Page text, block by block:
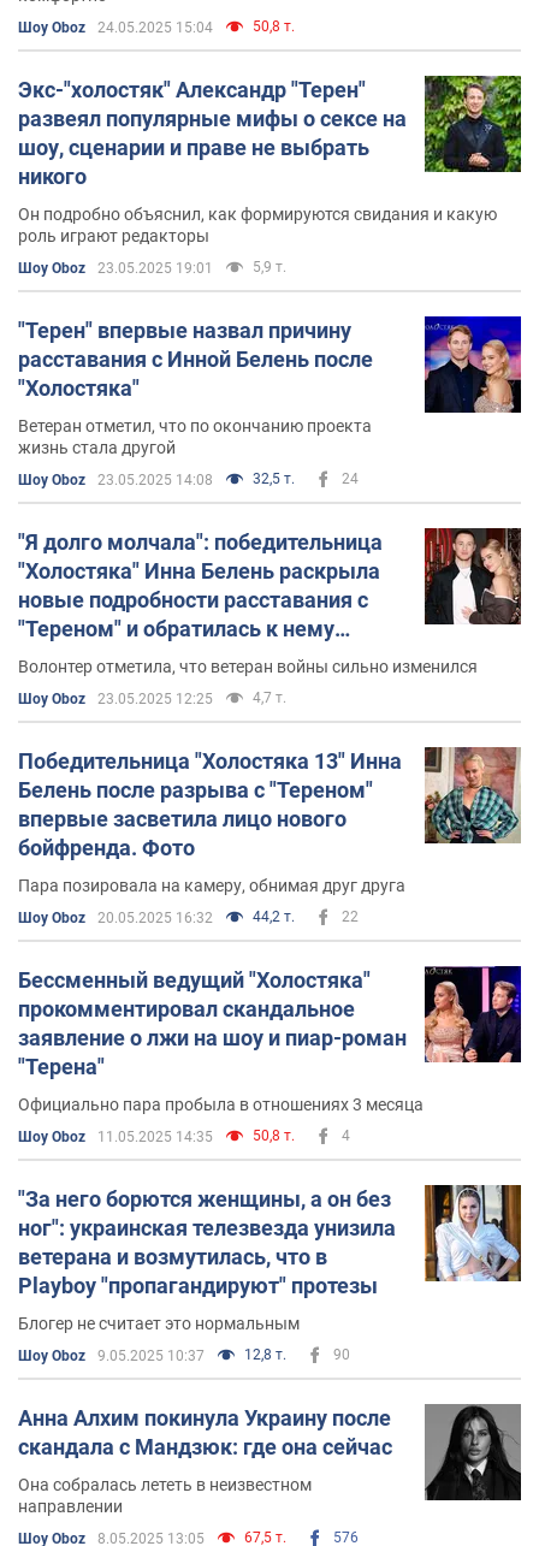
Шоу Oboz 24.05.2025 15:04 50,8 т.
Экс-"холостяк" Александр "Терен"
развеял популярные мифы о сексе на
шоу, сценарии и праве не выбрать
никого
Он подробно объяснил, как формируются свидания и какую
роль играют редакторы
Шоу Oboz 23.05.2025 19:01 5,9 т.
"Терен" впервые назвал причину
расставания с Инной Белень после
"Холостяка"
Ветеран отметил, что по окончанию проекта
жизнь стала другой
Шоу Oboz 23.05.2025 14:08 32,5 т. 24
"Я долго молчала": победительница
"Холостяка" Инна Белень раскрыла
новые подробности расставания с
"Тереном" и обратилась к нему
публично
Волонтер отметила, что ветеран войны сильно изменился
Шоу Oboz 23.05.2025 12:25 4,7 т.
Победительница "Холостяка 13" Инна
Белень после разрыва с "Тереном"
впервые засветила лицо нового
бойфренда. Фото
Пара позировала на камеру, обнимая друг друга
Шоу Oboz 20.05.2025 16:32 44,2 т. 22
Бессменный ведущий "Холостяка"
прокомментировал скандальное
заявление о лжи на шоу и пиар-роман
"Терена"
Официально пара пробыла в отношениях 3 месяца
Шоу Oboz 11.05.2025 14:35 50,8 т. 4
"За него борются женщины, а он без
ног": украинская телезвезда унизила
ветерана и возмутилась, что в
Playboy "пропагандируют" протезы
Блогер не считает это нормальным
Шоу Oboz 9.05.2025 10:37 12,8 т. 90
Анна Алхим покинула Украину после
скандала с Мандзюк: где она сейчас
Она собралась лететь в неизвестном
направлении
Шоу Oboz 8.05.2025 13:05 67,5 т. 576